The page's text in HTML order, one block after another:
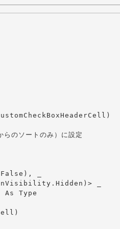
のソートのみ）に設定
_
_
As Type